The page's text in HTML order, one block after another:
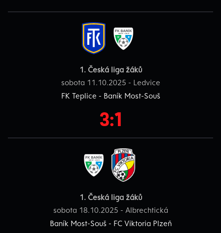
1. Česká liga žáků
sobota 11.10.2025 - Ledvice
FK Teplice - Baník Most-Souš
3:1
1. Česká liga žáků
sobota 18.10.2025 - Albrechtická
Baník Most-Souš - FC Viktoria Plzeň